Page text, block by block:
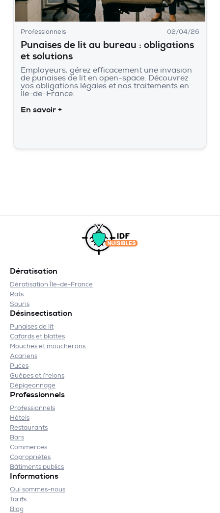
Professionnels 02/04/26
Punaises de lit au bureau : obligations
et solutions
Employeurs, gérez efficacement une invasion
de punaises de lit en open-space. Découvrez
vos obligations légales et nos traitements en
Île-de-France.
En savoir +
Dératisation
Dératisation Île-de-France
Rats
Souris
Désinsectisation
Punaises de lit
Cafards et blattes
Mouches et moucherons
Acariens
Puces
Guêpes et frelons
Dépigeonnage
Professionnels
Professionnels
Hôtels
Restaurants
Bars
Commerces
Copropriétés
Bâtiments publics
Informations
Qui sommes-nous
Tarifs
Blog